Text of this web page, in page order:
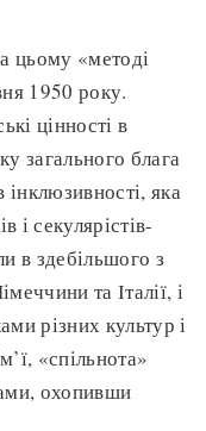
цьому «методі
1950 року.
цінності в
загального блага
інклюзивності, яка
і секулярістів-
в здебільшого з
та Італії, і
різних культур і
«спільнота»
охопивши